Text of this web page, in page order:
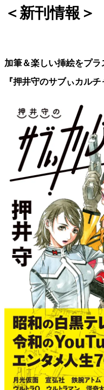
＜新刊情報＞
加筆＆楽しい挿絵をプラ
『押井守のサブぃカル